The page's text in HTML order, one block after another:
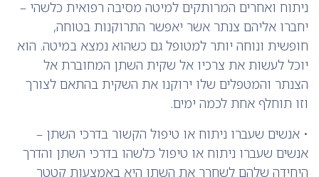
ניתוח ואחרים המרותקים למיטה מסיבה רפואית כלשהי –
יחברו אליהם צנתר אשר יאפשר התרוקנות בטוחה,
חופשית ונוחה יותר למטופל גם כשהוא נמצא במיטה. הוא
יוכל לעשות את צרכיו אל שקית השתן המחוברת אל
הצנתר והמטפלים שלו ירוקנו את השקית בהתאם לצורך
וזו תוחלף אחת לכמה ימים.
• אנשים שעברו ניתוח או טיפול הקשור בדרכי השתן –
אנשים שעברו ניתוח או טיפול כלשהו בדרכי השתן והדרך
היחידה שלהם לשחרר את השתן היא באמצעות קטטר